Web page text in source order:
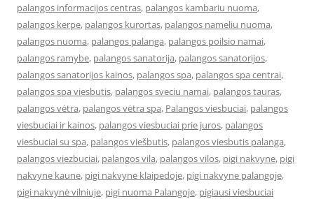
palangos informacijos centras, palangos kambariu nuoma,
palangos kerpe, palangos kurortas, palangos nameliu nuoma,
palangos nuoma, palangos palanga, palangos poilsio namai,
palangos ramybe, palangos sanatorija, palangos sanatorijos,
palangos sanatorijos kainos, palangos spa, palangos spa centrai,
palangos spa viesbutis, palangos sveciu namai, palangos tauras,
palangos vėtra, palangos vėtra spa, Palangos viesbuciai, palangos
viesbuciai ir kainos, palangos viesbuciai prie juros, palangos
viesbuciai su spa, palangos viešbutis, palangos viesbutis palanga,
palangos viezbuciai, palangos vila, palangos vilos, pigi nakvyne, pigi
nakvyne kaune, pigi nakvyne klaipedoje, pigi nakvyne palangoje,
pigi nakvynė vilniuje, pigi nuoma Palangoje, pigiausi viesbuciai